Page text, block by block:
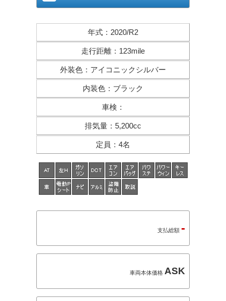
年式 ： 2020/R2
走行距離 ： 123mile
外装色 ： アイコニックシルバー
内装色 ： ブラック
車検 ：
排気量 ： 5,200cc
定員 ： 4名
支払総額 -
車両本体価格 ASK